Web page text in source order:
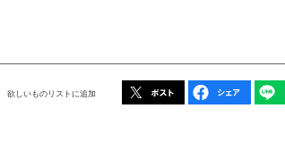
欲しいものリストに追加